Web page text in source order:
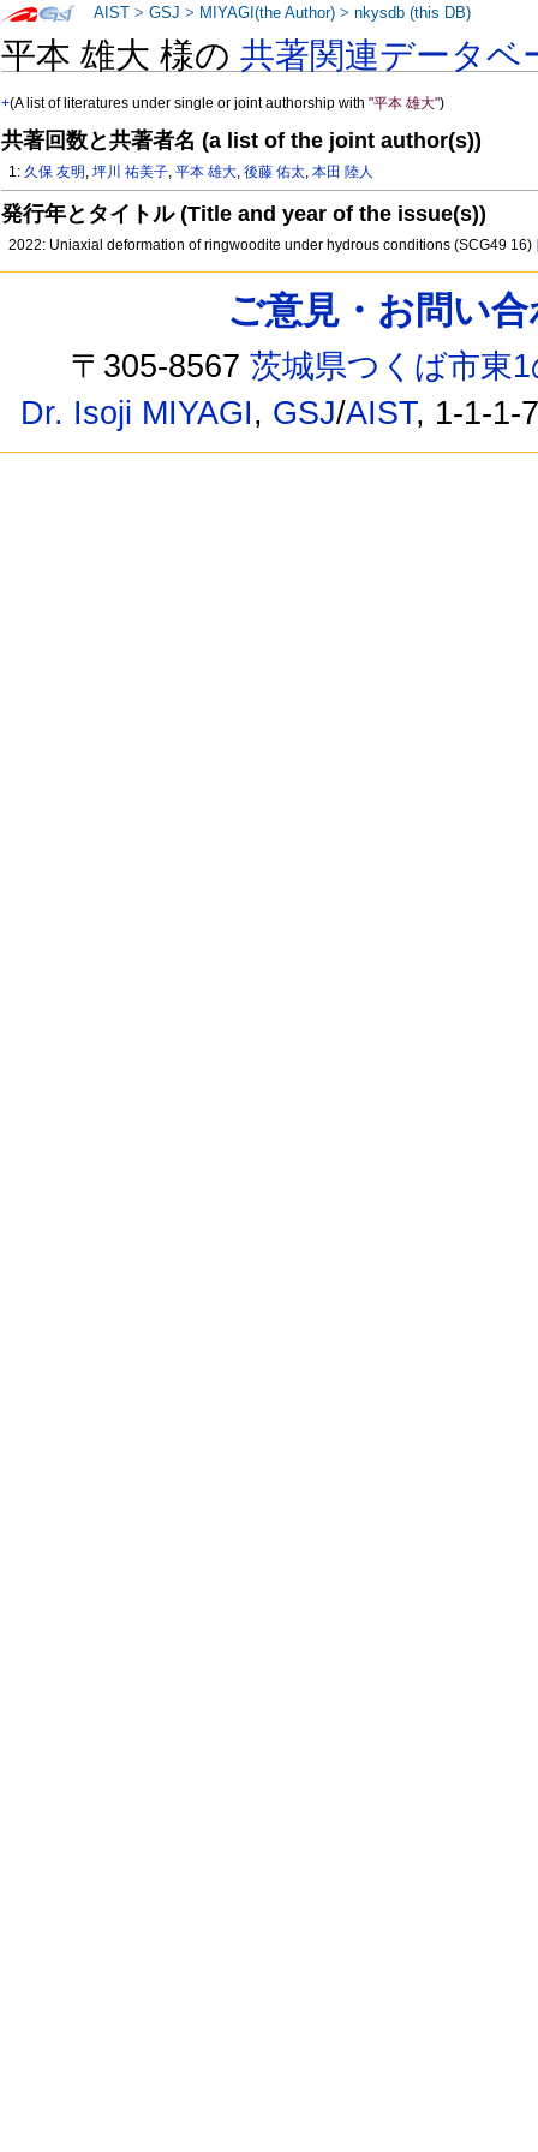
平本 雄大 様の共著関連データベ
+(A list of literatures under single or joint authorship with"平本 雄大")
共著回数と共著者名 (a list of the joint author(s))
1: 久保 友明 ,坪川 祐美子,平本 雄大,後藤 佑太,本田 陸人
発行年とタイトル (Title and year of the issue(s))
2022: Uniaxial deformation of ringwoodite under hydrous conditions (SCG49 16)
AIST >GSJ > MIYAGI(the Author) >nkysdb (this DB)
ご意見・お問い
〒305-8567茨城県つくば市東
Dr. Isoji MIYAGI, GSJ/AIST, 1-1-1-